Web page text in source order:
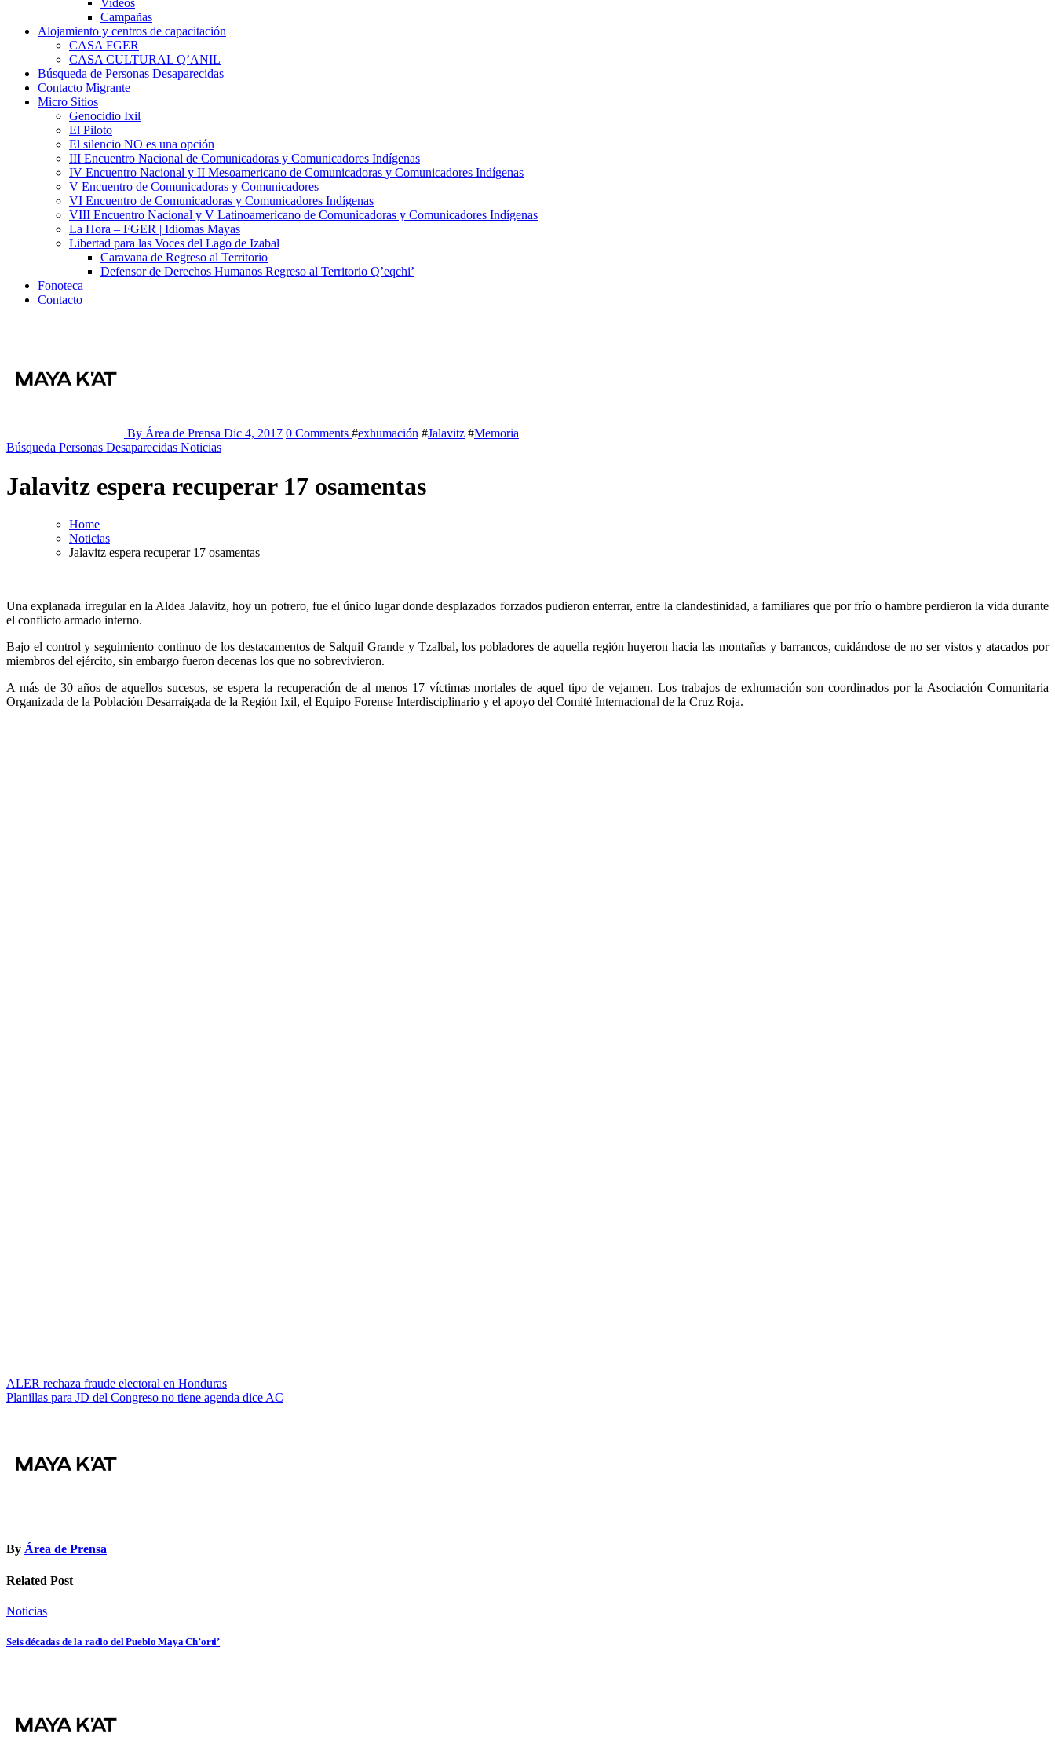
Videos
Campañas
Alojamiento y centros de capacitación
CASA FGER
CASA CULTURAL Q’ANIL
Búsqueda de Personas Desaparecidas
Contacto Migrante
Micro Sitios
Genocidio Ixil
El Piloto
El silencio NO es una opción
III Encuentro Nacional de Comunicadoras y Comunicadores Indígenas
IV Encuentro Nacional y II Mesoamericano de Comunicadoras y Comunicadores Indígenas
V Encuentro de Comunicadoras y Comunicadores
VI Encuentro de Comunicadoras y Comunicadores Indígenas
VIII Encuentro Nacional y V Latinoamericano de Comunicadoras y Comunicadores Indígenas
La Hora – FGER | Idiomas Mayas
Libertad para las Voces del Lago de Izabal
Caravana de Regreso al Territorio
Defensor de Derechos Humanos Regreso al Territorio Q’eqchi’
Fonoteca
Contacto
By Área de Prensa Dic 4, 2017 0 Comments #exhumación #Jalavitz #Memoria
Búsqueda Personas Desaparecidas Noticias
Jalavitz espera recuperar 17 osamentas
Home
Noticias
Jalavitz espera recuperar 17 osamentas
Una explanada irregular en la Aldea Jalavitz, hoy un potrero, fue el único lugar donde desplazados forzados pudieron enterrar, entre la clandestinidad, a familiares que por frío o hambre perdieron la vida durante
el conflicto armado interno.
Bajo el control y seguimiento continuo de los destacamentos de Salquil Grande y Tzalbal, los pobladores de aquella región huyeron hacia las montañas y barrancos, cuidándose de no ser vistos y atacados por
miembros del ejército, sin embargo fueron decenas los que no sobrevivieron.
A más de 30 años de aquellos sucesos, se espera la recuperación de al menos 17 víctimas mortales de aquel tipo de vejamen. Los trabajos de exhumación son coordinados por la Asociación Comunitaria
Organizada de la Población Desarraigada de la Región Ixil, el Equipo Forense Interdisciplinario y el apoyo del Comité Internacional de la Cruz Roja.
Navegación
de
ALER rechaza fraude electoral en Honduras
Planillas para JD del Congreso no tiene agenda dice AC
By Área de Prensa
Related Post
Noticias
Seis décadas de la radio del Pueblo Maya Ch’orti’